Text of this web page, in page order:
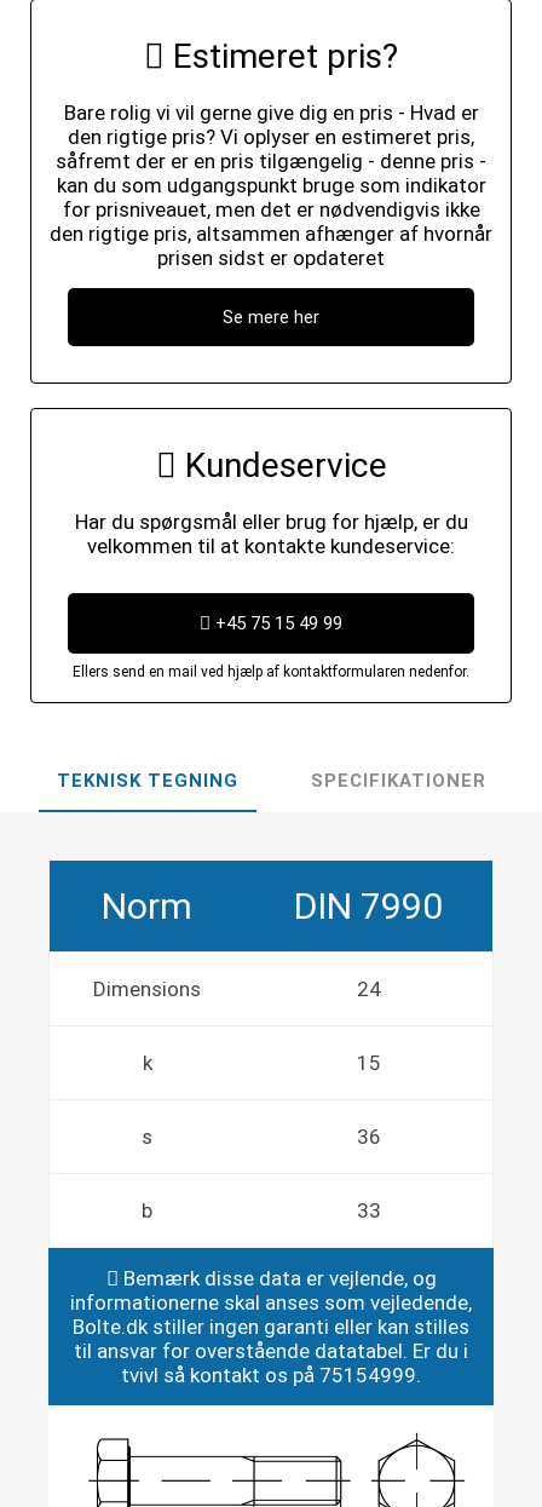
Estimeret pris?
Bare rolig vi vil gerne give dig en pris - Hvad er
den rigtige pris? Vi oplyser en estimeret pris,
såfremt der er en pris tilgængelig - denne pris -
kan du som udgangspunkt bruge som indikator
for prisniveauet, men det er nødvendigvis ikke
den rigtige pris, altsammen afhænger af hvornår
prisen sidst er opdateret
Se mere her
Kundeservice
Har du spørgsmål eller brug for hjælp, er du
velkommen til at kontakte kundeservice:
+45 75 15 49 99
Ellers send en mail ved hjælp af kontaktformularen nedenfor.
TEKNISK TEGNING SPECIFIKATIONER
Norm DIN 7990
Dimensions 24
k 15
s 36
b 33
Bemærk disse data er vejlende, og
informationerne skal anses som vejledende,
Bolte.dk stiller ingen garanti eller kan stilles
til ansvar for overstående datatabel. Er du i
tvivl så kontakt os på 75154999.